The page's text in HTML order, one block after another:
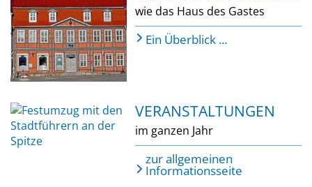
wie das Haus des Gastes
Ein Überblick ...
VERANSTALTUNGEN
im ganzen Jahr
zur allgemeinen
Informationsseite